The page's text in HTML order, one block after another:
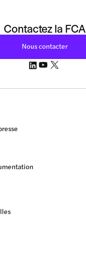
Contactez la FCA
Nous contacter